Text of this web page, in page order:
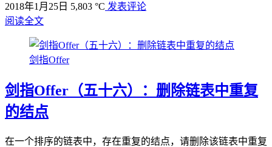
2018年1月25日 5,803 °C 发表评论
阅读全文
剑指Offer
剑指Offer（五十六）：删除链表中重复
的结点
在一个排序的链表中，存在重复的结点，请删除该链表中重复